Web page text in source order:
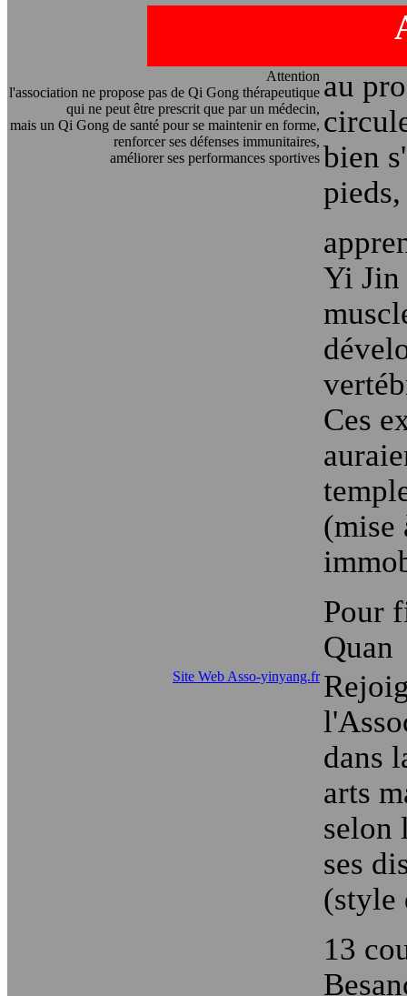
Attention
l'association ne propose pas de Qi Gong thérapeutique
qui ne peut être prescrit que par un médecin,
mais un Qi Gong de santé pour se maintenir en forme,
renforcer ses défenses immunitaires,
améliorer ses performances sportives
au
bien
Yi Jin
Ces
(mise
Pour
Quan
Site Web Asso-yinyang.fr
dans
arts
selon
ses
(style
13